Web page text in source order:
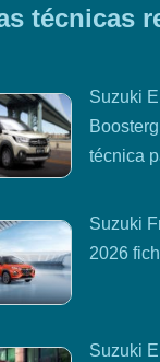
técnicas
Suzuki
técnica
Suzuki
2026
Suzuki